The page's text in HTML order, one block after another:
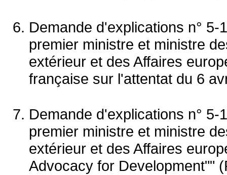
Demande d'explications n°
premier ministre et ministre
extérieur et des Affaires
française sur l'attentat du 6
Demande d'explications n°
premier ministre et ministre
extérieur et des Affaires
Advocacy for Development""